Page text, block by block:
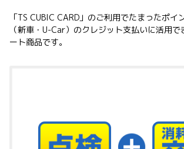
「TS CUBIC CARD 」のご利用でたまったポイ
（新車・ U-Car）のクレジット支払いに活用
ート商品です。